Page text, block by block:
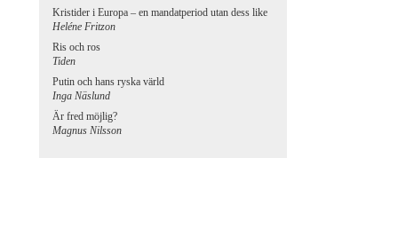
Kristider i Europa – en mandatperiod utan dess like
Heléne Fritzon
Ris och ros
Tiden
Putin och hans ryska värld
Inga Näslund
Är fred möjlig?
Magnus Nilsson